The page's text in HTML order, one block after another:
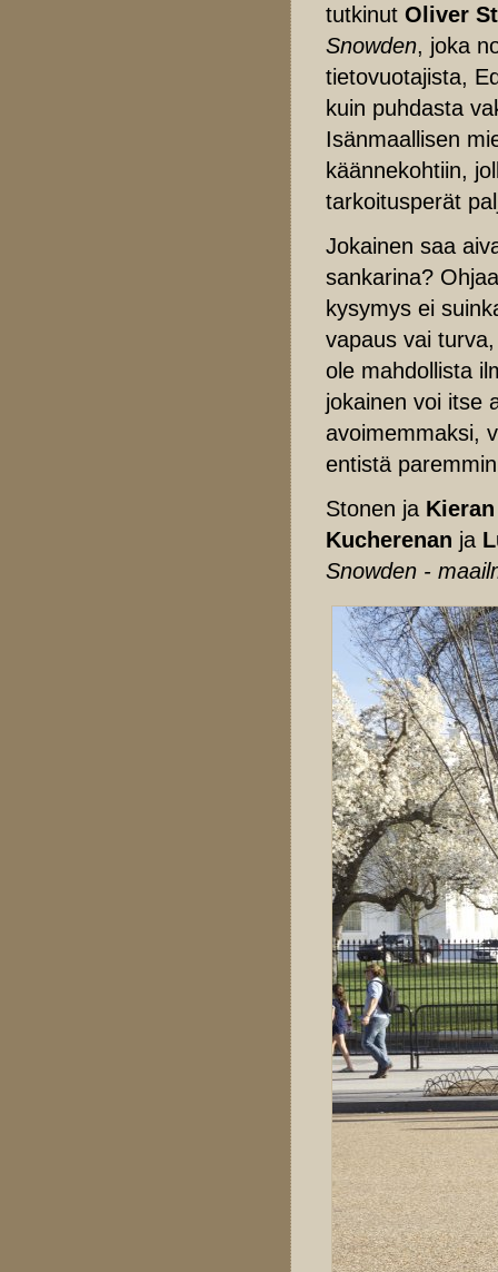
tutkinut Oliver
Snowden, joka
tietovuotajista,
kuin puhdasta
Isänmaallisen
käännekohtiin,
tarkoitusperät
Jokainen saa
sankarina?
kysymys ei
vapaus vai
ole mahdollista
jokainen voi itse
avoimemmaksi,
entistä
Stonen ja
Kucherenan ja
Snowden -